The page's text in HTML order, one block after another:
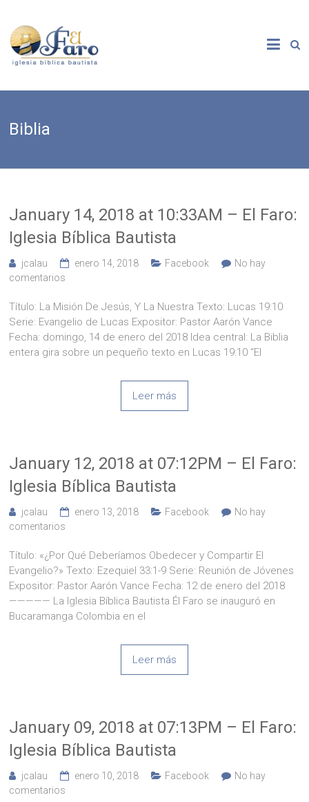
contenido
El
Faro
Iglesia
Biblia
January 14, 2018 at 10:33AM – El Faro:
Iglesia Bíblica Bautista
jcalau enero 14, 2018 Facebook
No hay
comentarios
Título: La Misión De Jesús, Y La Nuestra Texto: Lucas 19:10
Serie: Evangelio de Lucas Expositor: Pastor Aarón Vance
Fecha: domingo, 14 de enero del 2018 Idea central: La Biblia
entera gira sobre un pequeño texto en Lucas 19:10 “El
Leer más
January 12, 2018 at 07:12PM – El Faro:
Iglesia Bíblica Bautista
jcalau enero 13, 2018 Facebook
No hay
comentarios
Título: «¿Por Qué Deberíamos Obedecer y Compartir El
Evangelio?» Texto: Ezequiel 33:1-9 Serie: Reunión de Jóvenes
Expositor: Pastor Aarón Vance Fecha: 12 de enero del 2018
————— La Iglesia Bíblica Bautista Él Faro se inauguró en
Bucaramanga Colombia en el
Leer más
January 09, 2018 at 07:13PM – El Faro:
Iglesia Bíblica Bautista
jcalau enero 10, 2018 Facebook
No hay
comentarios